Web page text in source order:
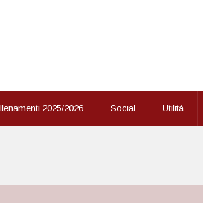
2025/2026 Social Utilità